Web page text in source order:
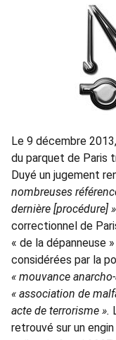
Le 9 décembre
du parquet de Paris
Duyé un jugement
nombreuses
dernière [procédure] »
correctionnel de
« de la dépanneuse
considérées par la
« mouvance
« association de
acte de terrorisme ».
retrouvé sur un